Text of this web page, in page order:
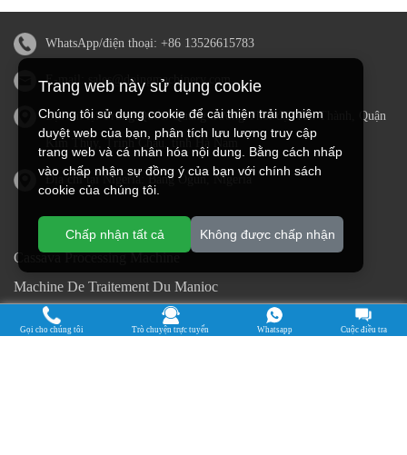
WhatsApp/điện thoại: +86 13526615783
E-mail: sales@doingmachinery.com
Địa chỉ tại Trung Quốc: Quảng trường Thời đại Tấn Thành, Quận
Kim Thủy, Trịnh Châu, tỉnh Hà Nam
Địa chỉ tại Nigeria: Bang Ogun, Nigeria
Cassava Processing Machine
Machine De Traitement Du Manioc
Máquina de procesamiento de yuca
Trang web này sử dụng cookie
Chúng tôi sử dụng cookie để cải thiện trải nghiệm
duyệt web của bạn, phân tích lưu lượng truy cập
trang web và cá nhân hóa nội dung. Bằng cách nhấp
vào chấp nhận sự đồng ý của bạn với chính sách
cookie của chúng tôi.
Chấp nhận tất cả Không được chấp nhận
Gọi cho chúng tôi Trò chuyện trực tuyến Whatsapp Cuộc điều tra